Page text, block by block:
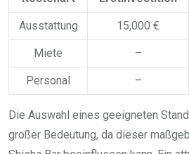
Ausstattung 15,000 €
Miete –
Personal –
Die Auswahl eines geeigneten
großer Bedeutung, da dieser